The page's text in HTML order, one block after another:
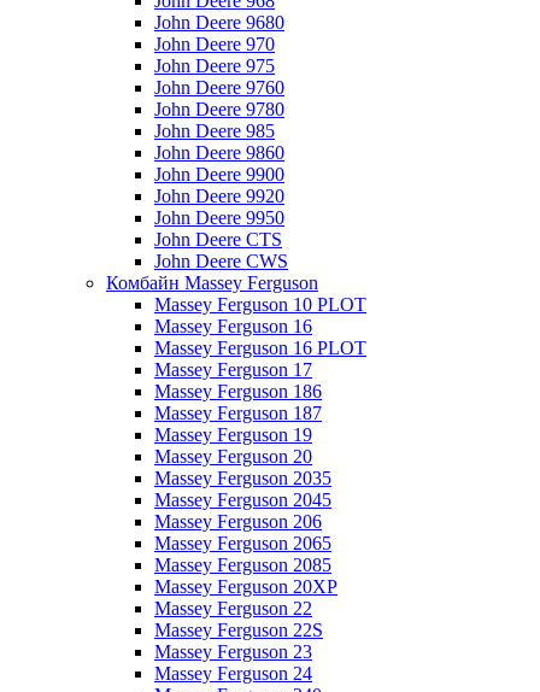
John Deere 9680
John Deere 970
John Deere 975
John Deere 9760
John Deere 9780
John Deere 985
John Deere 9860
John Deere 9900
John Deere 9920
John Deere 9950
John Deere CTS
John Deere CWS
Комбайн Massey Ferguson
Massey Ferguson 10 PLOT
Massey Ferguson 16
Massey Ferguson 16 PLOT
Massey Ferguson 17
Massey Ferguson 186
Massey Ferguson 187
Massey Ferguson 19
Massey Ferguson 20
Massey Ferguson 2035
Massey Ferguson 2045
Massey Ferguson 206
Massey Ferguson 2065
Massey Ferguson 2085
Massey Ferguson 20XP
Massey Ferguson 22
Massey Ferguson 22S
Massey Ferguson 23
Massey Ferguson 24